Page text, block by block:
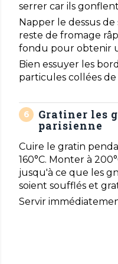
serrer car ils
Napper le dessus
reste de fromage
fondu pour obtenir
Bien essuyer les
particules collées
Gratiner les
parisienne
Cuire le gratin
160°C. Monter à
jusqu'à ce que les
soient soufflés et
Servir